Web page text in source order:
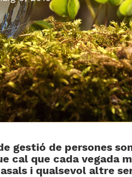
gestió de persones
cal que cada vegada
i qualsevol altre